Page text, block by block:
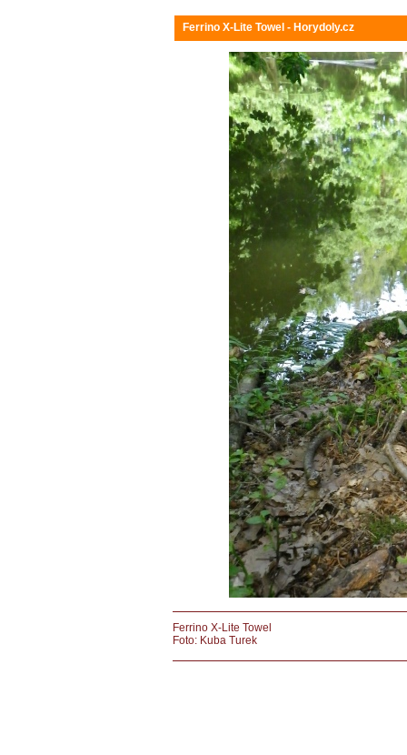
Ferrino X-Lite Towel - Horydoly.cz
Ferrino X-Lite Towel
Foto: Kuba Turek